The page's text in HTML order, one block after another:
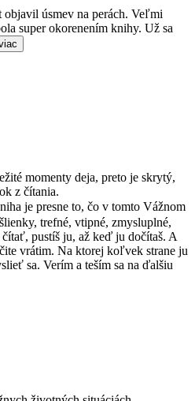
úsmev na perách. Veľmi
super okorenením knihy. Už sa
momenty deja, preto je skrytý,
z čítania.
je presne to, čo v tomto Vážnom
trefné, vtipné, zmysluplné,
pustíš ju, až keď ju dočítaš. A
vrátim. Na ktorej koľvek strane ju
sa. Verím a teším sa na ďalšiu